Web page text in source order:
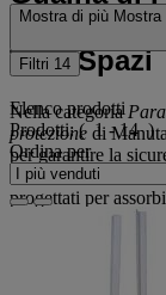
Sicurezza
Tuoi Spazi
Nella categoria
protezione di
per garantire la
ambienti di lavoro.
progettati per
rischio di danni a
Grazie alla loro
ambienti
Mostra di più Mostra
Filtri 14
Elenco prodotti
Prodotti:( 1 - 14 )
Ordina per